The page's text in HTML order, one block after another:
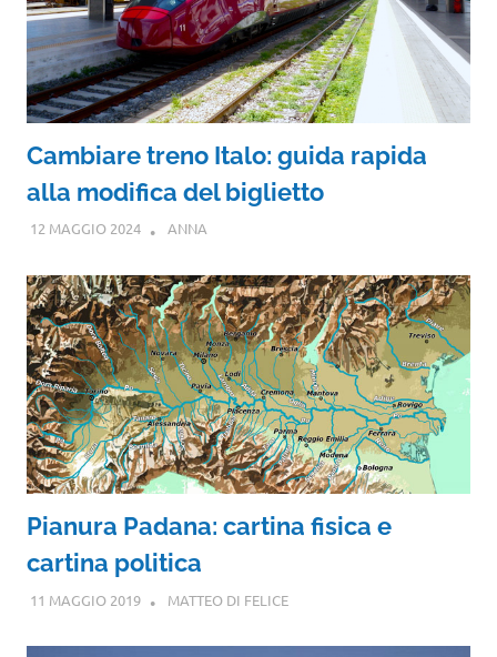
Cambiare treno Italo: guida rapida
alla modifica del biglietto
12 MAGGIO 2024 ANNA
Pianura Padana: cartina fisica e
cartina politica
11 MAGGIO 2019 MATTEO DI FELICE